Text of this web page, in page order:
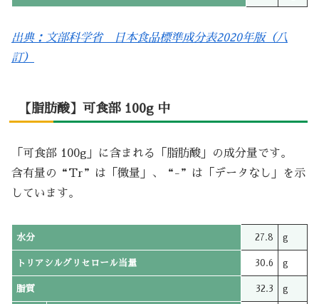
出典：文部科学省 日本食品標準成分表2020年版（八
訂）
【脂肪酸】可食部 100g 中
「可食部 100g」に含まれる「脂肪酸」の成分量です。
含有量の“Tr”は「微量」、“-”は「データなし」を示
しています。
水分 27.8 g
トリアシルグリセロール当量 30.6 g
脂質 32.3 g